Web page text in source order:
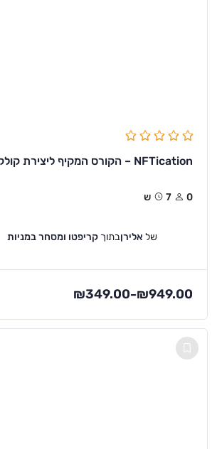
NFTication – הקורס המקיף ליצירת קולקצית NFT
0 7ש
של אלירןבתוך קריפטו ומסחר במניות
₪349.00–₪949.00